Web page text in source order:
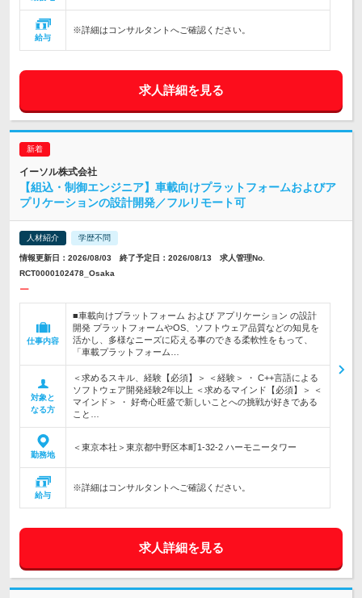
給与
※詳細はコンサルタントへご確認ください。
求人詳細を見る
イーソル株式会社
【組込・制御エンジニア】車載向けプラットフォームおよびア
プリケーションの設計開発／フルリモート可
人材紹介 学歴不問
情報更新日：2026/08/03 終了予定日：2026/08/13 求人管理No.
RCT0000102478_Osaka
ー
仕事内容
■車載向けプラットフォーム および アプリケーション の設計
開発 プラットフォームやOS、ソフトウェア品質などの知見を
活かし、多様なニーズに応える事のできる柔軟性をもって、
「車載プラットフォーム…
対象と
なる方
＜求めるスキル、経験【必須】＞ ＜経験＞ ・ C++言語による
ソフトウェア開発経験2年以上 ＜求めるマインド【必須】＞ ＜
マインド＞ ・ 好奇心旺盛で新しいことへの挑戦が好きである
こと…
勤務地
＜東京本社＞東京都中野区本町1-32-2 ハーモニータワー
給与
※詳細はコンサルタントへご確認ください。
求人詳細を見る